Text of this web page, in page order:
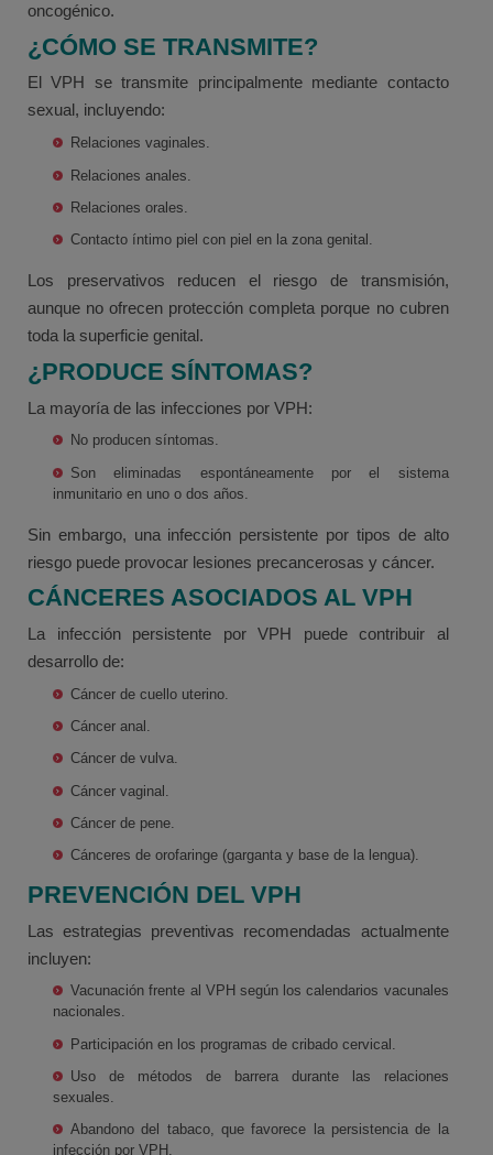
oncogénico.
¿CÓMO SE TRANSMITE?
El VPH se transmite principalmente mediante contacto
sexual, incluyendo:
Relaciones vaginales.
Relaciones anales.
Relaciones orales.
Contacto íntimo piel con piel en la zona genital.
Los preservativos reducen el riesgo de transmisión,
aunque no ofrecen protección completa porque no cubren
toda la superficie genital.
¿PRODUCE SÍNTOMAS?
La mayoría de las infecciones por VPH:
No producen síntomas.
Son eliminadas espontáneamente por el sistema
inmunitario en uno o dos años.
Sin embargo, una infección persistente por tipos de alto
riesgo puede provocar lesiones precancerosas y cáncer.
CÁNCERES ASOCIADOS AL VPH
La infección persistente por VPH puede contribuir al
desarrollo de:
Cáncer de cuello uterino.
Cáncer anal.
Cáncer de vulva.
Cáncer vaginal.
Cáncer de pene.
Cánceres de orofaringe (garganta y base de la lengua).
PREVENCIÓN DEL VPH
Las estrategias preventivas recomendadas actualmente
incluyen:
Vacunación frente al VPH según los calendarios vacunales
nacionales.
Participación en los programas de cribado cervical.
Uso de métodos de barrera durante las relaciones
sexuales.
Abandono del tabaco, que favorece la persistencia de la
infección por VPH.